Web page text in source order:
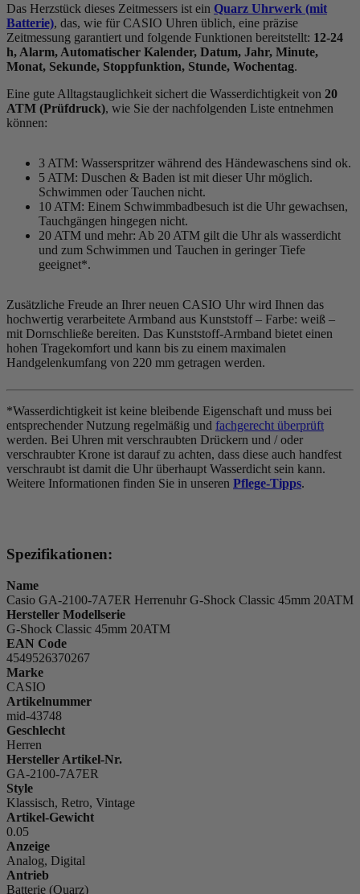
Das Herzstück dieses Zeitmessers ist ein Quarz Uhrwerk (mit
Batterie), das, wie für CASIO Uhren üblich, eine präzise
Zeitmessung garantiert und folgende Funktionen bereitstellt: 12-24
h, Alarm, Automatischer Kalender, Datum, Jahr, Minute,
Monat, Sekunde, Stoppfunktion, Stunde, Wochentag.
Eine gute Alltagstauglichkeit sichert die Wasserdichtigkeit von 20
ATM (Prüfdruck), wie Sie der nachfolgenden Liste entnehmen
können:
3 ATM: Wasserspritzer während des Händewaschens sind ok.
5 ATM: Duschen & Baden ist mit dieser Uhr möglich.
Schwimmen oder Tauchen nicht.
10 ATM: Einem Schwimmbadbesuch ist die Uhr gewachsen,
Tauchgängen hingegen nicht.
20 ATM und mehr: Ab 20 ATM gilt die Uhr als wasserdicht
und zum Schwimmen und Tauchen in geringer Tiefe
geeignet*.
Zusätzliche Freude an Ihrer neuen CASIO Uhr wird Ihnen das
hochwertig verarbeitete Armband aus Kunststoff – Farbe: weiß –
mit Dornschließe bereiten. Das Kunststoff-Armband bietet einen
hohen Tragekomfort und kann bis zu einem maximalen
Handgelenkumfang von 220 mm getragen werden.
*Wasserdichtigkeit ist keine bleibende Eigenschaft und muss bei
entsprechender Nutzung regelmäßig und fachgerecht überprüft
werden. Bei Uhren mit verschraubten Drückern und / oder
verschraubter Krone ist darauf zu achten, dass diese auch handfest
verschraubt ist damit die Uhr überhaupt Wasserdicht sein kann.
Weitere Informationen finden Sie in unseren Pflege-Tipps.
Spezifikationen:
Name
Casio GA-2100-7A7ER Herrenuhr G-Shock Classic 45mm 20ATM
Hersteller Modellserie
G-Shock Classic 45mm 20ATM
EAN Code
4549526370267
Marke
CASIO
Artikelnummer
mid-43748
Geschlecht
Herren
Hersteller Artikel-Nr.
GA-2100-7A7ER
Style
Klassisch, Retro, Vintage
Artikel-Gewicht
0.05
Anzeige
Analog, Digital
Antrieb
Batterie (Quarz)